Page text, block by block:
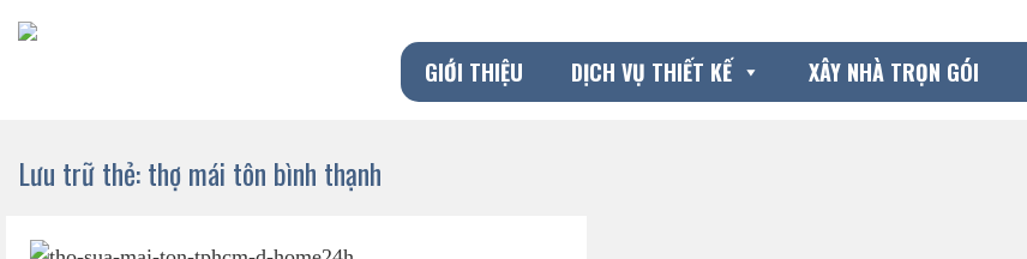
Chuyển
đến
GIỚI THIỆU DỊCH VỤ THIẾT KẾ XÂY NHÀ TRỌN GÓI
Lưu trữ thẻ:thợ mái tôn bình thạnh